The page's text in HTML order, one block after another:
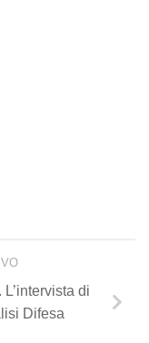
di
Difesa